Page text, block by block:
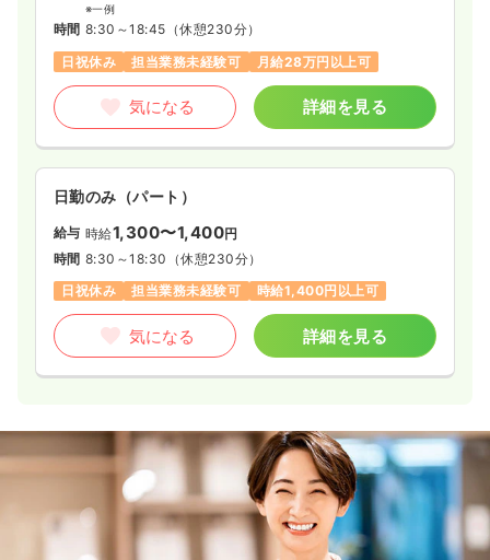
※一例
時間 8:30～18:45 （休憩230分）
日祝休み
担当業務未経験可 月給28万円以上可
気になる 詳細を見る
日勤のみ（パート）
給与 時給1,300〜1,400円
時間 8:30～18:30 （休憩230分）
日祝休み
担当業務未経験可 時給1,400円以上可
気になる 詳細を見る